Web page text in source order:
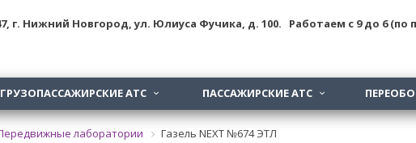
, г. Нижний Новгород,ул. Юлиуса Фучика, д. 100. Работаем с 9до 6 (по
ГРУЗОПАССАЖИРСКИЕ АТС  ПАССАЖИРСКИЕ АТС 
лаборатории Газель NEXT №674 ЭТЛ